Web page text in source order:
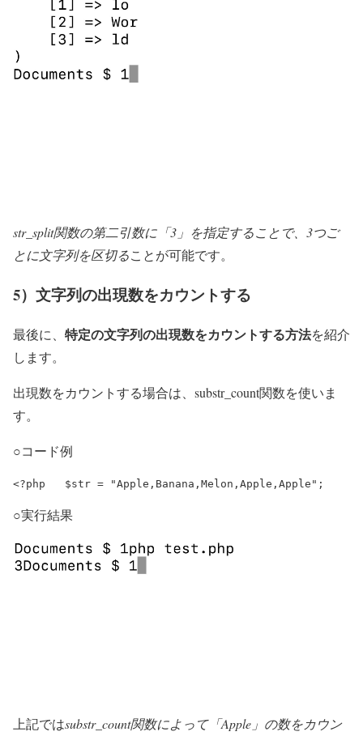
str_split関数の第二引数に「3」を指定することで、3つご
とに文字列を区切ることが可能です。
5）文字列の出現数をカウントする
最後に、 特定の文字列の出現数をカウントする方法を紹介
します。
出現数をカウントする場合は、substr_count関数を使いま
す。
○コード例
○実行結果
上記ではsubstr_count関数によって「Apple」の数をカウン